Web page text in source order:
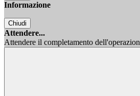
Informazione
Chiudi
Attendere...
Attendere il completamento